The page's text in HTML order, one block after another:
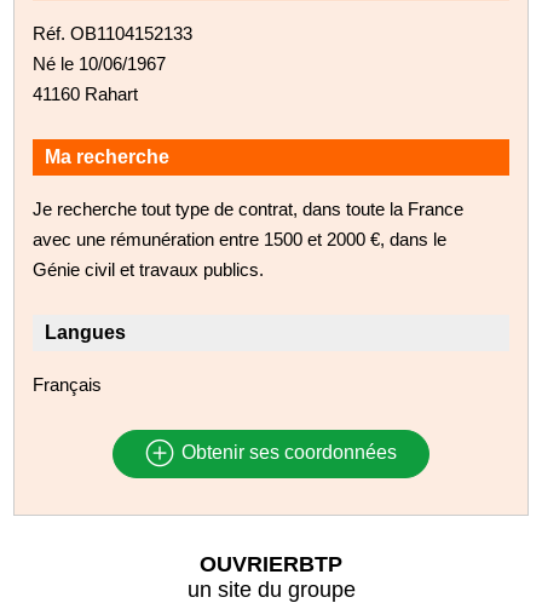
Réf. OB1104152133
Né le 10/06/1967
41160 Rahart
Ma recherche
Je recherche tout type de contrat, dans toute la France
avec une rémunération entre 1500 et 2000 €, dans le
Génie civil et travaux publics.
Langues
Français
Obtenir ses coordonnées
OUVRIERBTP
un site du groupe